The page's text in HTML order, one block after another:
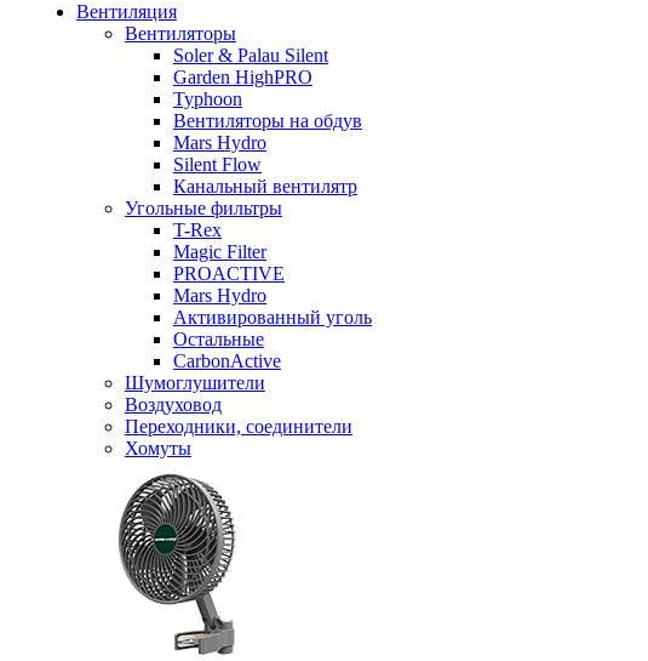
Вентиляция
Вентиляторы
Soler & Palau Silent
Garden HighPRO
Typhoon
Вентиляторы на обдув
Mars Hydro
Silent Flow
Канальный вентилятр
Угольные фильтры
T-Rex
Magic Filter
PROACTIVE
Mars Hydro
Активированный уголь
Остальные
CarbonActive
Шумоглушители
Воздуховод
Переходники, соединители
Хомуты